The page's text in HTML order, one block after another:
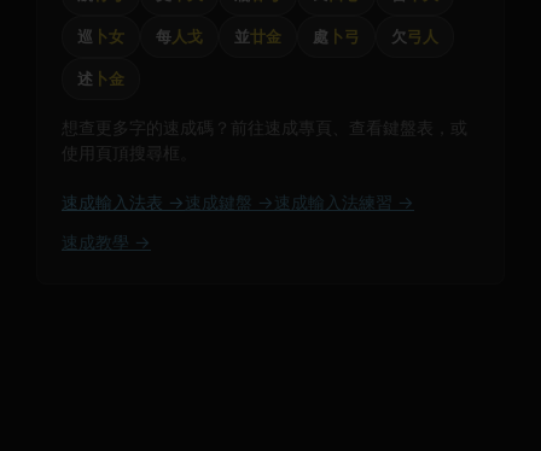
巡 卜女 每人戈 並廿金 處 卜弓 欠弓人
述 卜金
想查更多字的速成碼？前往速成專頁、查看鍵盤表，或
使用頁頂搜尋框。
速成輸入法表 → 速成鍵盤 → 速成輸入法練習 →
速成教學 →